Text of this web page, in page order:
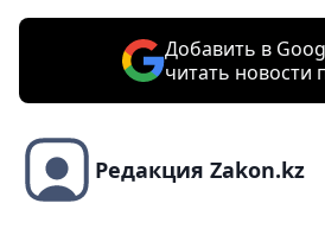
Добавить в
читать новости
Редакция Zakon.kz